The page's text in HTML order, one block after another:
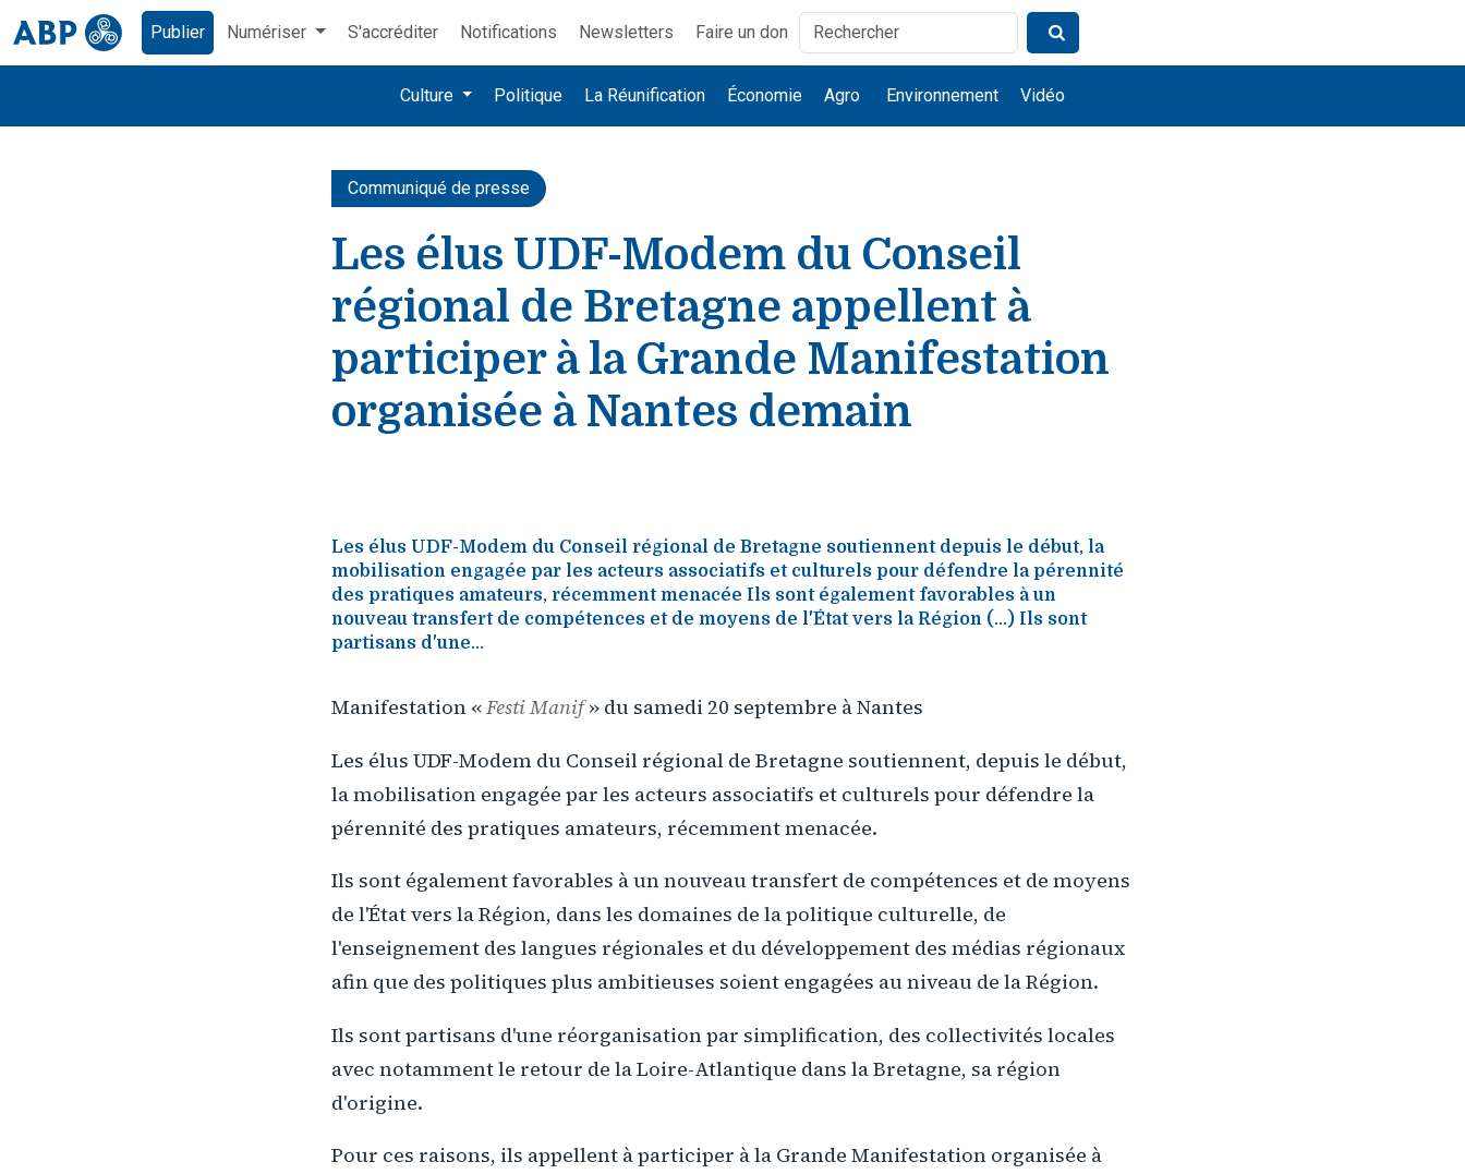
Publier Numériser S'accréditer Notifications Newsletters Faire un don
Culture Politique La Réunification Économie Agro Environnement Vidéo
Communiqué de presse
Les élus UDF-Modem du Conseil
régional de Bretagne appellent à
participer à la Grande Manifestation
organisée à Nantes demain
Les élus UDF-Modem du Conseil régional de Bretagne soutiennent depuis le début, la
mobilisation engagée par les acteurs associatifs et culturels pour défendre la pérennité
des pratiques amateurs, récemment menacée Ils sont également favorables à un
nouveau transfert de compétences et de moyens de l'État vers la Région (...) Ils sont
partisans d'une...
Manifestation «Festi Manif» du samedi 20 septembre à Nantes
Les élus UDF-Modem du Conseil régional de Bretagne soutiennent, depuis le début,
la mobilisation engagée par les acteurs associatifs et culturels pour défendre la
pérennité des pratiques amateurs, récemment menacée.
Ils sont également favorables à un nouveau transfert de compétences et de moyens
de l'État vers la Région, dans les domaines de la politique culturelle, de
l'enseignement des langues régionales et du développement des médias régionaux
afin que des politiques plus ambitieuses soient engagées au niveau de la Région.
Ils sont partisans d'une réorganisation par simplification, des collectivités locales
avec notamment le retour de la Loire-Atlantique dans la Bretagne, sa région
d'origine.
Pour ces raisons, ils appellent à participer à la Grande Manifestation organisée à